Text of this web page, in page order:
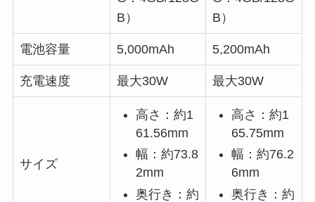
B）
B）
電池容量 5,000mAh 5,200mAh
充電速度 最大30W 最大30W
サイズ
高さ：約1
61.56mm
幅：約73.8
2mm
奥行き：約
高さ：約1
65.75mm
幅：約76.2
6mm
奥行き：約